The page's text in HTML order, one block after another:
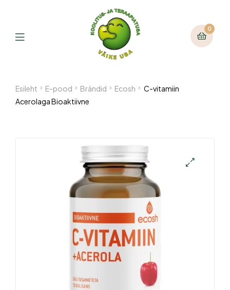
0
Esileht E-pood Brändid Ecosh
C-vitamiin
Acerolaga Bioaktiivne